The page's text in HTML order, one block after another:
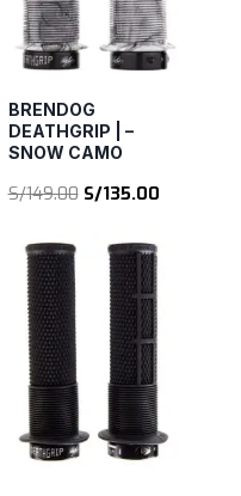
BRENDOG
DEATHGRIP | –
SNOW CAMO
S/149.00 El
original
era:
S/149.00.
S/135.00El